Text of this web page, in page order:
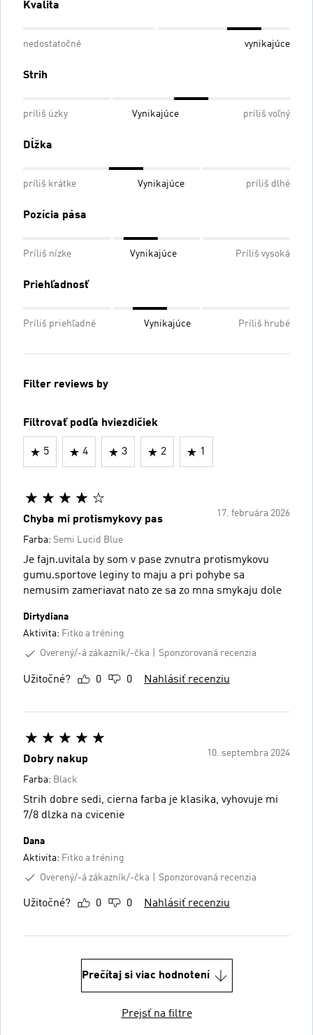
Kvalita
nedostatočné vynikajúce
Strih
príliš úzky Vynikajúce príliš voľný
Dĺžka
príliš krátke Vynikajúce príliš dlhé
Pozícia pása
Príliš nízke Vynikajúce Príliš vysoká
Priehľadnosť
Príliš priehľadné Vynikajúce Príliš hrubé
Filter reviews by
Filtrovať podľa hviezdičiek
5 4 3 2 1
17. februára 2026
Chyba mi protismykovy pas
Farba: Semi Lucid Blue
Je fajn.uvitala by som v pase zvnutra protismykovu
gumu.sportove leginy to maju a pri pohybe sa
nemusim zameriavat nato ze sa zo mna smykaju dole
Dirtydiana
Aktivita: Fitko a tréning
Overený/-á zákazník/-čka
Sponzorovaná recenzia
Užitočné? 0 0 Nahlásiť recenziu
10. septembra 2024
Dobry nakup
Farba: Black
Strih dobre sedi, cierna farba je klasika, vyhovuje mi
7/8 dlzka na cvicenie
Dana
Aktivita: Fitko a tréning
Overený/-á zákazník/-čka
Sponzorovaná recenzia
Užitočné? 0 0 Nahlásiť recenziu
Prečítaj si viac hodnotení
Prejsť na filtre